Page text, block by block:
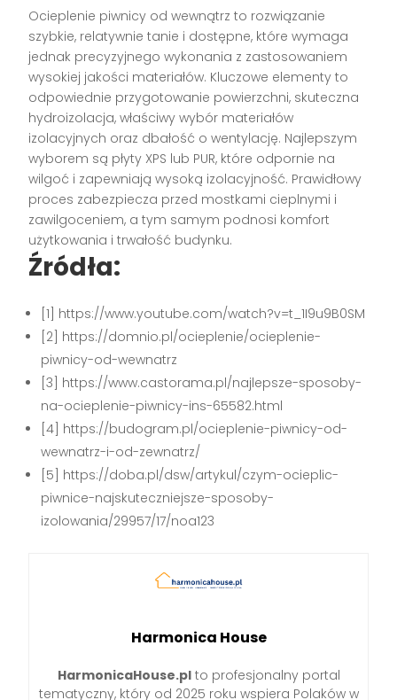
Ocieplenie piwnicy od wewnątrz to rozwiązanie
szybkie, relatywnie tanie i dostępne, które wymaga
jednak precyzyjnego wykonania z zastosowaniem
wysokiej jakości materiałów. Kluczowe elementy to
odpowiednie przygotowanie powierzchni, skuteczna
hydroizolacja, właściwy wybór materiałów
izolacyjnych oraz dbałość o wentylację. Najlepszym
wyborem są płyty XPS lub PUR, które odpornie na
wilgoć i zapewniają wysoką izolacyjność. Prawidłowy
proces zabezpiecza przed mostkami cieplnymi i
zawilgoceniem, a tym samym podnosi komfort
użytkowania i trwałość budynku.
Źródła:
[1] https://www.youtube.com/watch?v=t_1I9u9B0SM
[2] https://domnio.pl/ocieplenie/ocieplenie-
piwnicy-od-wewnatrz
[3] https://www.castorama.pl/najlepsze-sposoby-
na-ocieplenie-piwnicy-ins-65582.html
[4] https://budogram.pl/ocieplenie-piwnicy-od-
wewnatrz-i-od-zewnatrz/
[5] https://doba.pl/dsw/artykul/czym-ocieplic-
piwnice-najskuteczniejsze-sposoby-
izolowania/29957/17/noa123
Harmonica House
HarmonicaHouse.plto profesjonalny portal
tematyczny, który od 2025 roku wspiera Polaków w